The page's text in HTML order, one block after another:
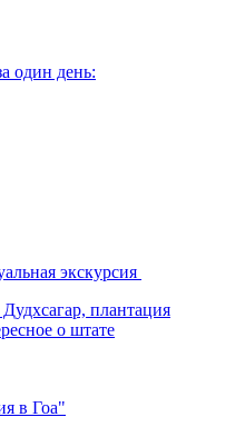
экскурсия
плантация
о штате